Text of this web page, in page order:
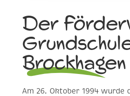
Der
Brockhagen
Am 26. Oktober 1994 wurde